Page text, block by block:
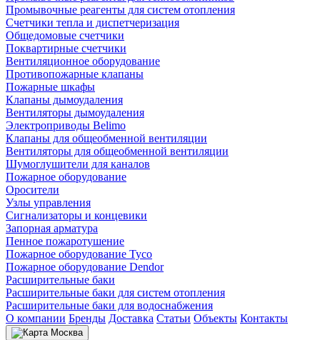
Промывочные реагенты для систем отопления
Счетчики тепла и диспетчеризация
Общедомовые счетчики
Поквартирные счетчики
Вентиляционное оборудование
Противопожарные клапаны
Пожарные шкафы
Клапаны дымоудаления
Вентиляторы дымоудаления
Электроприводы Belimo
Клапаны для общеобменной вентиляции
Вентиляторы для общеобменной вентиляции
Шумоглушители для каналов
Пожарное оборудование
Оросители
Узлы управления
Сигнализаторы и концевики
Запорная арматура
Пенное пожаротушение
Пожарное оборудование Tyco
Пожарное оборудование Dendor
Расширительные баки
Расширительные баки для систем отопления
Расширительные баки для водоснабжения
О компании Бренды Доставка Статьи Объекты Контакты
Москва